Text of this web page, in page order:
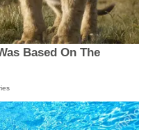
Based On The